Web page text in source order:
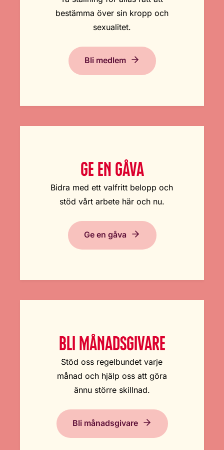
bestämma över sin kropp och
sexualitet.
Bli medlem
GE EN GÅVA
Bidra med ett valfritt belopp och
stöd vårt arbete här och nu.
Ge en gåva
BLI MÅNADSGIVARE
Stöd oss regelbundet varje
månad och hjälp oss att göra
ännu större skillnad.
Bli månadsgivare